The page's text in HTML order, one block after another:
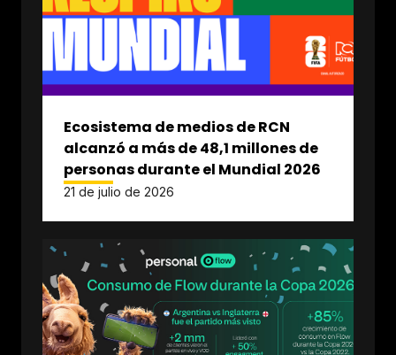
Ecosistema de medios de RCN
alcanzó a más de 48,1 millones de
personas durante el Mundial 2026
21 de julio de 2026